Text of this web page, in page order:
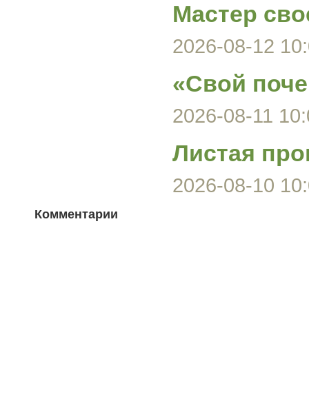
Мастер
2026-08-12
«Свой
2026-08-11
Листая
2026-08-10
Комментарии